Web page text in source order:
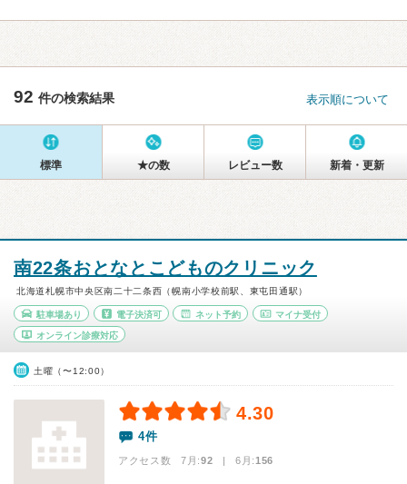
92 件の検索結果 表示順について
標準 ★の数 レビュー数 新着・更新
南22条おとなとこどものクリニック
北海道札幌市中央区南二十二条西（幌南小学校前駅、東屯田通駅）
駐車場あり 電子決済可 ネット予約 マイナ受付
オンライン診療対応
土曜（〜12:00）
4.30
4件
アクセス数 7月:92 | 6月:156